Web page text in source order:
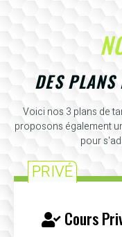
DES
Voici nos 3 plans de
proposons également
pour
PRIVÉ
Cours